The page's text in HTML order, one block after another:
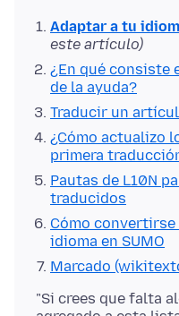
Adaptar a tu
este artículo)
¿En qué consiste
de la ayuda?
Traducir un
¿Cómo actualizo
primera
Pautas de L10N
traducidos
Cómo convertirse
idioma en SUMO
Marcado
"Si crees que falta